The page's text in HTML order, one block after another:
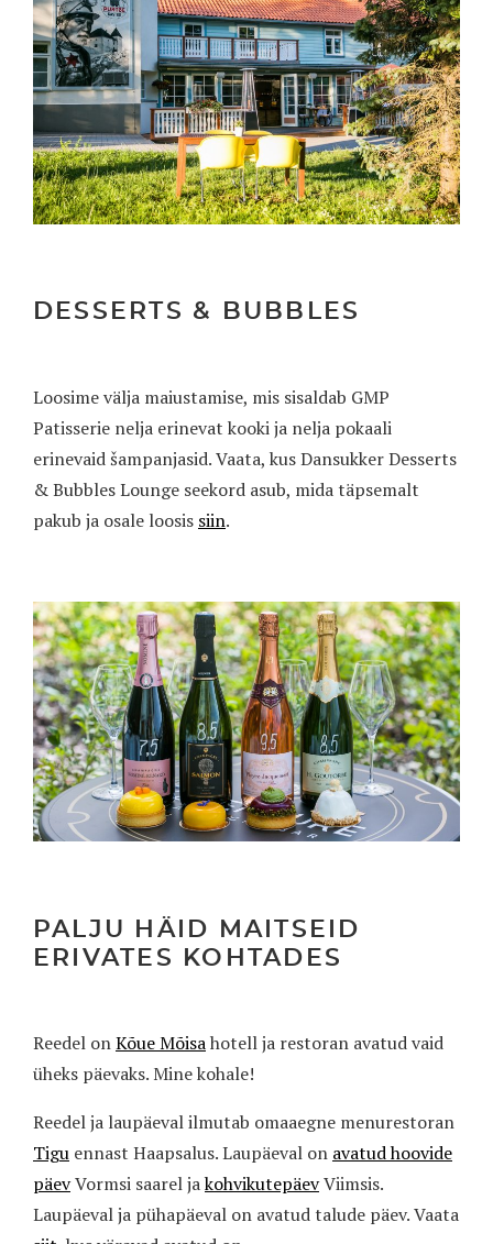
DESSERTS & BUBBLES
Loosime välja maiustamise, mis sisaldab GMP
Patisserie nelja erinevat kooki ja nelja pokaali
erinevaid šampanjasid. Vaata, kus Dansukker Desserts
& Bubbles Lounge seekord asub, mida täpsemalt
pakub ja osale loosis siin.
PALJU HÄID MAITSEID
ERIVATES KOHTADES
Reedel onKõue Mõisahotell ja restoran avatud vaid
üheks päevaks. Mine kohale!
Reedel ja laupäeval ilmutab omaaegne menurestoran
Tigu ennast Haapsalus. Laupäeval on avatud hoovide
päevVormsi saareljakohvikutepäevViimsis.
Laupäeval ja pühapäeval on avatud talude päev. Vaata